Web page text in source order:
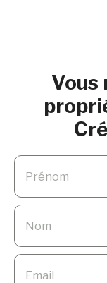
Vous
Prénom
Nom
Email